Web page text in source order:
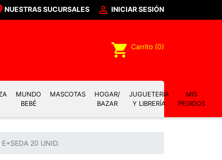
NUESTRAS SUCURSALES  INICIAR SESIÓN
shopping_cart Carrito (0)
MUNDO
BEBÉ
MASCOTAS
HOGAR/
BAZAR
JUGUETERÍA
Y LIBRERÍA
MIS
PEDIDOS
20 UNID.